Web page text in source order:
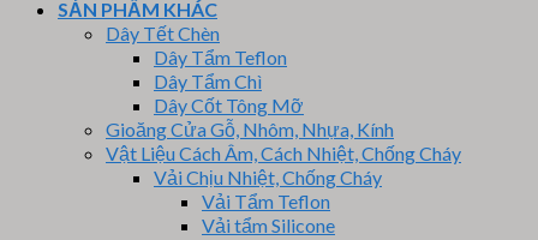
SẢN PHẨM KHÁC
Dây Tết Chèn
Dây Tẩm Teflon
Dây Tẩm Chì
Dây Cốt Tông Mỡ
Gioăng Cửa Gỗ, Nhôm, Nhựa, Kính
Vật Liệu Cách Âm, Cách Nhiệt, Chống Cháy
Vải Chịu Nhiệt, Chống Cháy
Vải Tẩm Teflon
Vải tẩm Silicone